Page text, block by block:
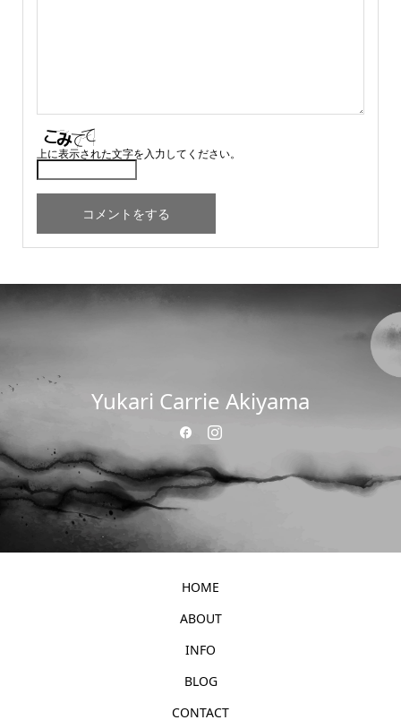
上に表示された文字を入力してください。
Yukari Carrie Akiyama
HOME
ABOUT
INFO
BLOG
CONTACT